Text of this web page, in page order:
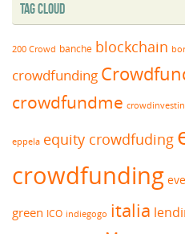
Tag Cloud
200 Crowd banche blockchain
crowdfunding
crowdfundme
eppela equity crowdfuding
crowdfunding
green ICO indiegogo italia